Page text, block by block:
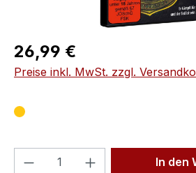
Regulärer Preis:
26,99 €
Preise inkl. MwSt. zzgl.
Produkt Anzahl: GibIn den